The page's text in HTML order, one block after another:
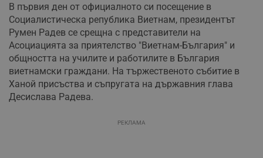
В първия ден от официалното си посещение в
Социалистическа република Виетнам, президентът
Румен Радев се срещна с представители на
Асоциацията за приятелство "Виетнам-България" и
общността на училите и работилите в България
виетнамски граждани. На тържественото събитие в
Ханой присъства и съпругата на държавния глава
Десислава Радева.
РЕКЛАМА